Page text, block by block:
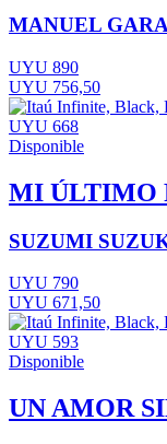
MANUEL
UYU 890
UYU 756,50
UYU 668
Disponible
MI ÚLTIMO
SUZUMI
UYU 790
UYU 671,50
UYU 593
Disponible
UN AMOR